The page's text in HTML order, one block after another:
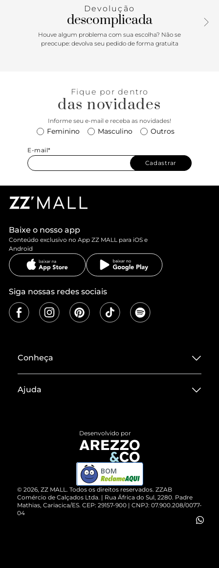
Porque Apostar: A tote é a escolha ideal para o dia a dia! A
bolsa vem com formato estruturado, sendo perfeita para
carregar tudo o que você precisa com charme e
Devolução
descomplicada
Houve algum problema com sua escolha? Não se
preocupe: devolva seu pedido de forma gratuita
Fique por dentro
das novidades
Informe seu e-mail e receba as novidades!
Feminino Masculino Outros
E-mail*
Cadastrar
Baixe o nosso app
Conteúdo exclusivo no App ZZ MALL para iOS e
Android
Siga nossas redes sociais
Conheça
Termos de Uso
ZZ MALL é confiável
Cartão Presente
Vendas Corporativas
Ajuda
Devolução do Produto
Compre pelo WhatsApp
© 2026, ZZ MALL. Todos os direitos reservados. ZZAB
Comércio de Calçados Ltda. | Rua África do Sul, 2280. Padre
Mathias, Cariacica/ES. CEP: 29157-900 | CNPJ: 07.900.208/0077-
04
Desenvolvido por
BOM